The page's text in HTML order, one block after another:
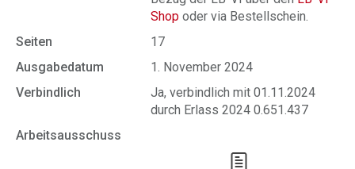
Shop oder via Bestellschein.
Seiten
17
Ausgabedatum
1. November 2024
Verbindlich
Ja, verbindlich mit 01.11.2024
durch Erlass 2024 0.651.437
Arbeitsausschuss